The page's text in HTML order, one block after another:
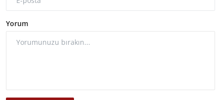
Yorum